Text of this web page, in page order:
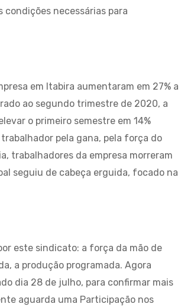
condições necessárias para
em Itabira aumentaram em 27% a
ao segundo trimestre de 2020, a
o primeiro semestre em 14%
pela gana, pela força do
trabalhadores da empresa morreram
seguiu de cabeça erguida, focado na
este sindicato: a força da mão de
a produção programada. Agora
dia 28 de julho, para confirmar mais
aguarda uma Participação nos